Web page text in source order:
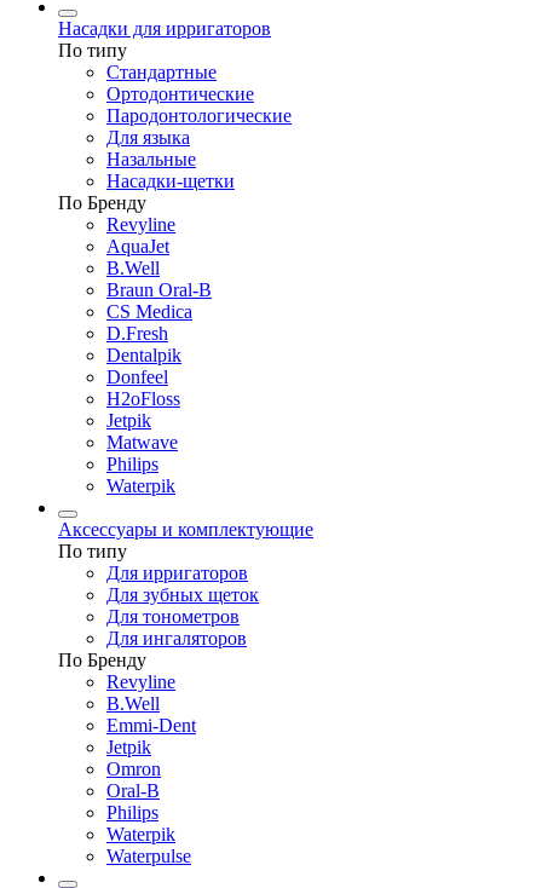
Насадки для ирригаторов
По типу
Стандартные
Ортодонтические
Пародонтологические
Для языка
Назальные
Насадки-щетки
По Бренду
Revyline
AquaJet
B.Well
Braun Oral-B
CS Medica
D.Fresh
Dentalpik
Donfeel
H2oFloss
Jetpik
Matwave
Philips
Waterpik
Аксессуары и комплектующие
По типу
Для ирригаторов
Для зубных щеток
Для тонометров
Для ингаляторов
По Бренду
Revyline
B.Well
Emmi-Dent
Jetpik
Omron
Oral-B
Philips
Waterpik
Waterpulse